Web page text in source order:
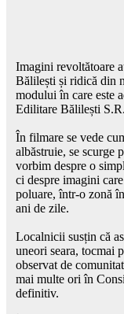
Imagini revoltătoare
Bălilești și ridică din
modului în care este
Edilitare Bălilești
În filmare se vede
albăstruie, se scurge
vorbim despre o
ci despre imagini
poluare, într-o zonă
ani de zile.
Localnicii susțin că
uneori seara, tocmai
observat de
mai multe ori în
definitiv.